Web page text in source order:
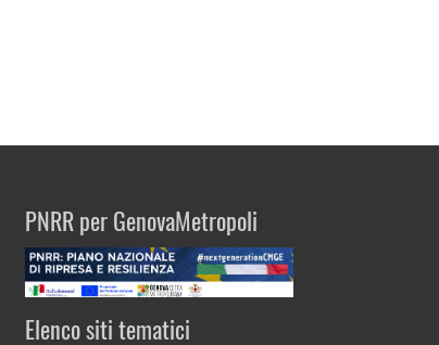
PNRR per GenovaMetropoli
Elenco siti tematici